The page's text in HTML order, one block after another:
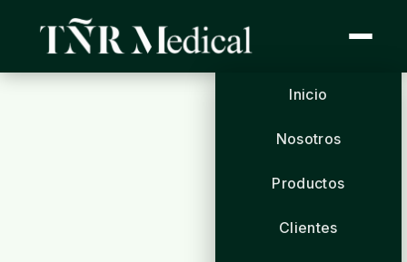
Inicio
Nosotros
Productos
Clientes